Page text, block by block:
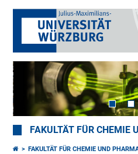
FAKULTÄT FÜR CHEMIE
FAKULTÄT FÜR CHEMIE UND